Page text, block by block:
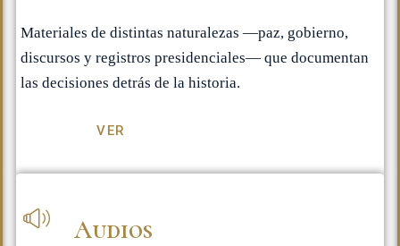
Materiales de distintas naturalezas —paz, gobierno,
discursos y registros presidenciales— que documentan
las decisiones detrás de la historia.
VER
Audios